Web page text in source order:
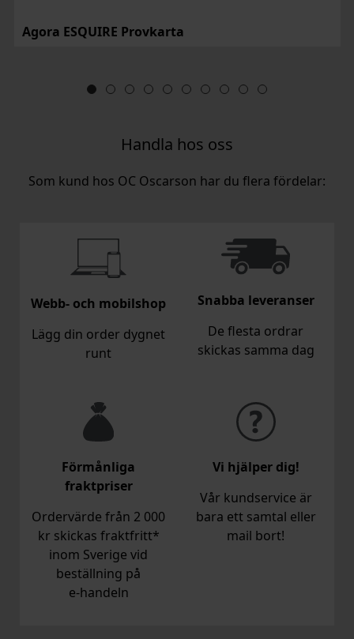
Agora ESQUIRE Provkarta
Handla hos oss
Som kund hos OC Oscarson har du flera fördelar:
Webb- och mobilshop
Lägg din order dygnet
runt
Snabba leveranser
De flesta ordrar
skickas samma dag
Förmånliga
fraktpriser
Ordervärde från 2 000
kr skickas fraktfritt*
inom Sverige vid
beställning på
e‑handeln
Vi hjälper dig!
Vår kundservice är
bara ett samtal eller
mail bort!